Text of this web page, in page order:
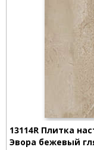
13114R Плитка
Эвора бежевый